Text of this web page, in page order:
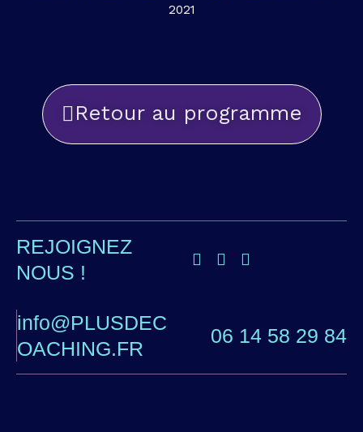
2021
Retour au programme
REJOIGNEZ
NOUS !
info@PLUSDEC
OACHING.FR
06 14 58 29 84